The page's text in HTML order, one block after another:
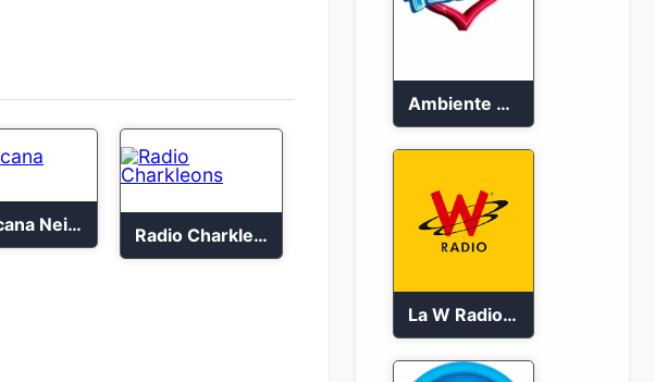
Tropicana Neiva
Radio Charkleons
Ambiente Stereo 88.4 FM
La W Radio en vivo 99.9 FM Bogotá